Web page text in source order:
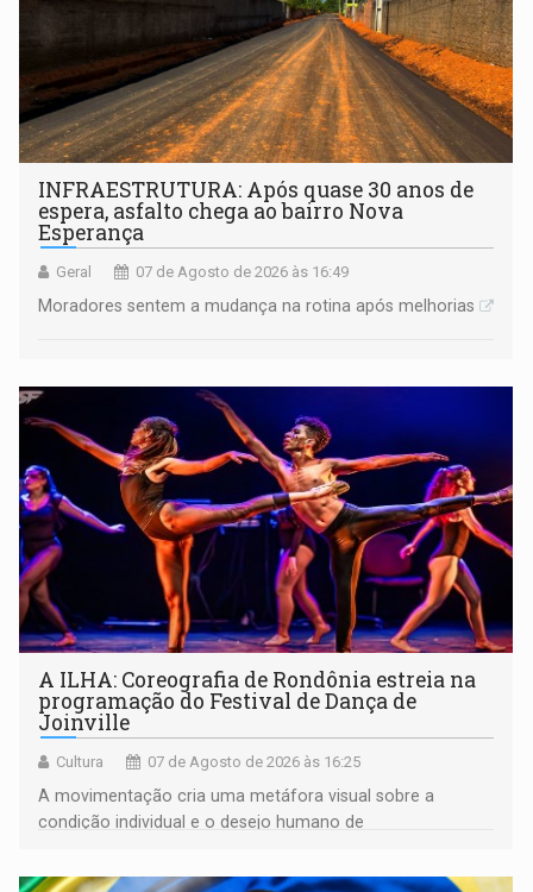
INFRAESTRUTURA: Após quase 30 anos de
espera, asfalto chega ao bairro Nova
Esperança
Geral 07 de Agosto de 2026 às 16:49
Moradores sentem a mudança na rotina após melhorias
A ILHA: Coreografia de Rondônia estreia na
programação do Festival de Dança de
Joinville
Cultura 07 de Agosto de 2026 às 16:25
A movimentação cria uma metáfora visual sobre a
condição individual e o desejo humano de